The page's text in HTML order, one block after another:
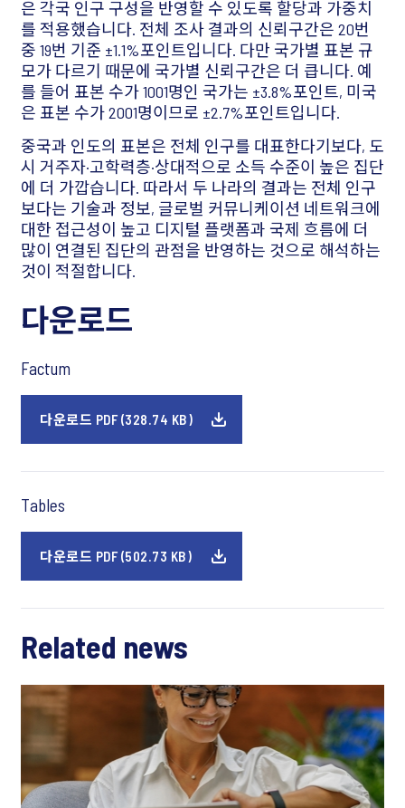
은 각국 인구 구성을 반영할 수 있도록 할당과 가중치
를 적용했습니다. 전체 조사 결과의 신뢰구간은 20번
중 19번 기준 ±1.1%포인트입니다. 다만 국가별 표본 규
모가 다르기 때문에 국가별 신뢰구간은 더 큽니다. 예
를 들어 표본 수가 1001명인 국가는 ±3.8%포인트, 미국
은 표본 수가 2001명이므로 ±2.7%포인트입니다.
중국과 인도의 표본은 전체 인구를 대표한다기보다, 도
시 거주자·고학력층·상대적으로 소득 수준이 높은 집단
에 더 가깝습니다. 따라서 두 나라의 결과는 전체 인구
보다는 기술과 정보, 글로벌 커뮤니케이션 네트워크에
대한 접근성이 높고 디지털 플랫폼과 국제 흐름에 더
많이 연결된 집단의 관점을 반영하는 것으로 해석하는
것이 적절합니다.
다운로드
Factum
다운로드 PDF (328.74 KB)
Tables
다운로드 PDF (502.73 KB)
Related news